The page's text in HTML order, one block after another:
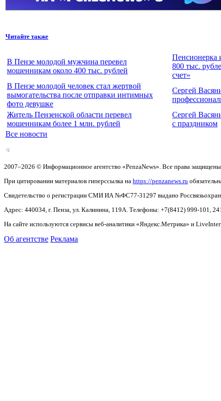
Читайте также
В Пензе молодой мужчина перевел
мошенникам около 400 тыс. рублей
Пенсионерка
800 тыс.
счет»
В Пензе молодой человек стал жертвой
вымогательства после отправки интимных
фото девушке
Сергей
Житель Пензенской области перевел
мошенникам более 1 млн. рублей
Сергей
с праздником
Все новости
2007–2026 © Информационное агентство «PenzaNews». Все права
При цитировании материалов гиперссылка на https://penzanews.ru
Свидетельство о регистрации СМИ ИА №ФС77-31297 выдано
Адрес: 440034, г. Пенза, ул. Калинина, 119А. Телефоны: +7(8412) 999-101,
На сайте используются сервисы веб-аналитики «Яндекс.Метрика» и
Об агентстве Реклама